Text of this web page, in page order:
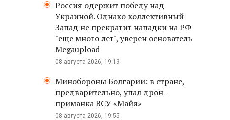
Россия одержит победу над
Украиной. Однако коллективный
Запад не прекратит нападки на РФ
"еще много лет", уверен основатель
Megaupload
08 августа 2026, 19:19
Минобороны Болгарии: в стране,
предварительно, упал дрон-
приманка ВСУ «Майя»
08 августа 2026, 19:55